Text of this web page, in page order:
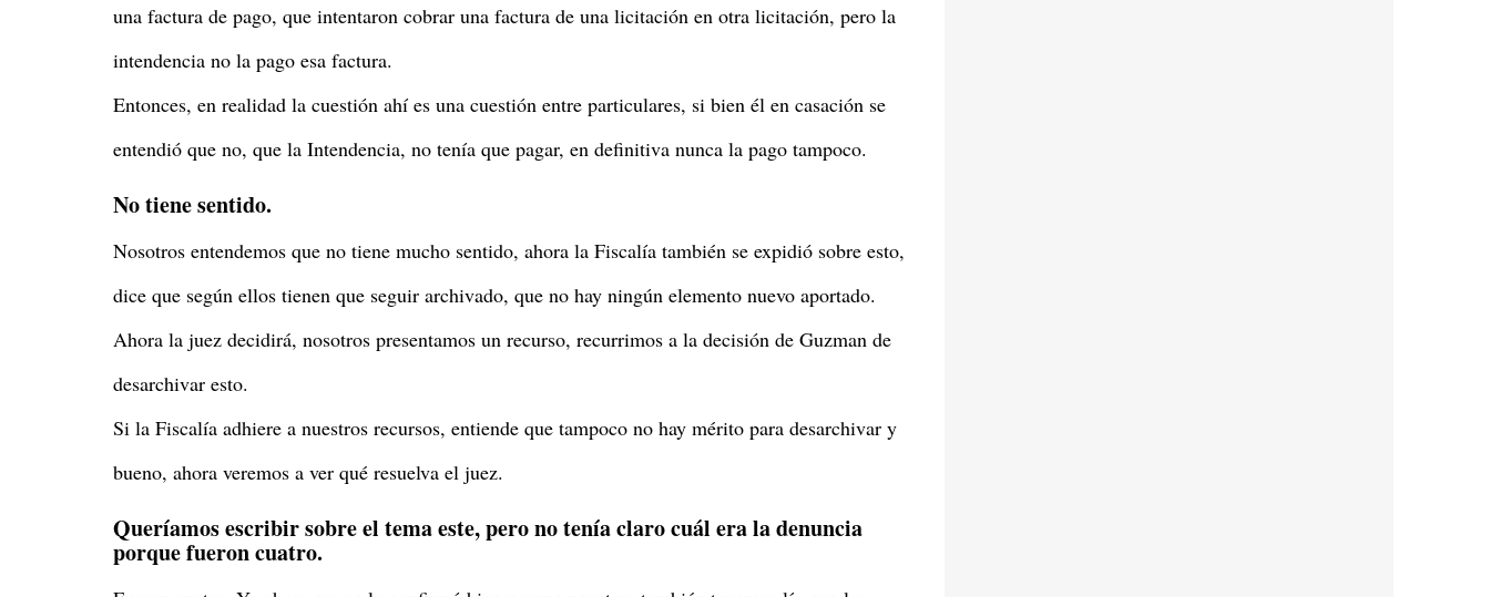
una factura de pago, que intentaron cobrar una factura de una licitación en otra licitación, pero la
intendencia no la pago esa factura.
Entonces, en realidad la cuestión ahí es una cuestión entre particulares, si bien él en casación se
entendió que no, que la Intendencia, no tenía que pagar, en definitiva nunca la pago tampoco.
No tiene sentido.
Nosotros entendemos que no tiene mucho sentido, ahora la Fiscalía también se expidió sobre esto,
dice que según ellos tienen que seguir archivado, que no hay ningún elemento nuevo aportado.
Ahora la juez decidirá, nosotros presentamos un recurso, recurrimos a la decisión de Guzman de
desarchivar esto.
Si la Fiscalía adhiere a nuestros recursos, entiende que tampoco no hay mérito para desarchivar y
bueno, ahora veremos a ver qué resuelva el juez.
Queríamos escribir sobre el tema este, pero no tenía claro cuál era la denuncia
porque fueron cuatro.